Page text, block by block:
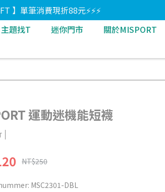
】單筆消費現折88元⚡⚡⚡
主題找T 迷你門市
關於MISPORT
運動迷機能短襪
NT$250
MSC2301-DBL